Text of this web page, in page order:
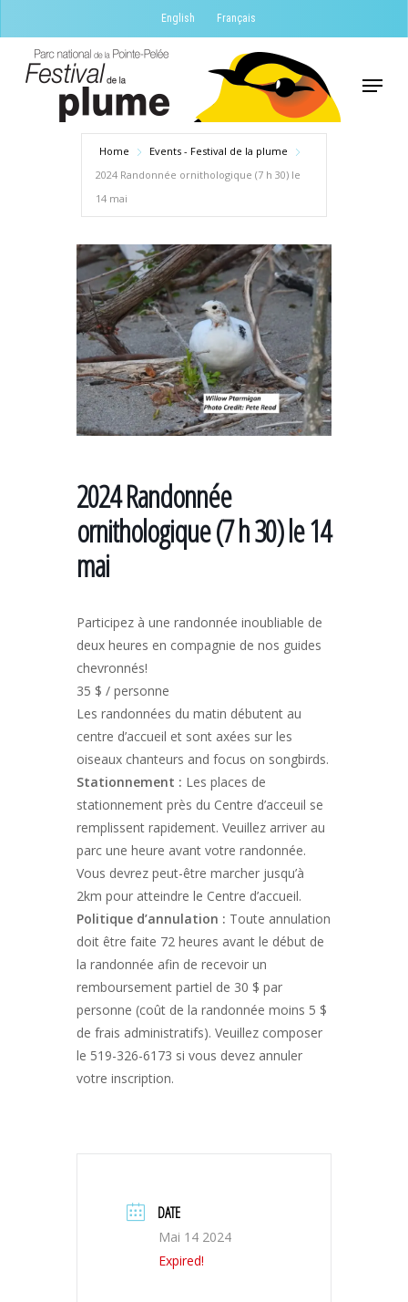
to
content
English Français
Menu
Home
Events - Festival de la plume
2024 Randonnée ornithologique (7 h 30) le
14 mai
2024 Randonnée
ornithologique (7 h 30) le 14
mai
Participez à une randonnée inoubliable de
deux heures en compagnie de nos guides
chevronnés!
35 $ / personne
Les randonnées du matin débutent au
centre d’accueil et sont axées sur les
oiseaux chanteurs and focus on songbirds.
Stationnement : Les places de
stationnement près du Centre d’acceuil se
remplissent rapidement. Veuillez arriver au
parc une heure avant votre randonnée.
Vous devrez peut-être marcher jusqu’à
2km pour atteindre le Centre d’accueil.
Politique d’annulation : Toute annulation
doit être faite 72 heures avant le début de
la randonnée afin de recevoir un
remboursement partiel de 30 $ par
personne (coût de la randonnée moins 5 $
de frais administratifs). Veuillez composer
le 519-326-6173 si vous devez annuler
votre inscription.
DATE
Mai 14 2024
Expired!
Menu